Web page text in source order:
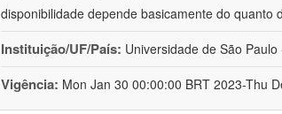
disponibilidade depende basicamente do quanto
Instituição/UF/País: Universidade de São Paulo
Vigência: Mon Jan 30 00:00:00 BRT 2023-Thu